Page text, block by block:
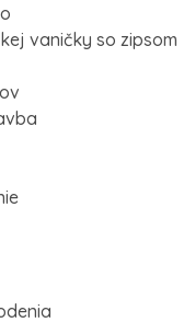
vaničky so zipsom